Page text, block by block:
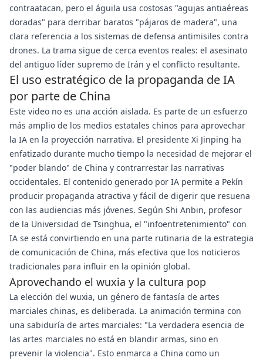
contraatacan, pero el águila usa costosas "agujas antiaéreas
doradas" para derribar baratos "pájaros de madera", una
clara referencia a los sistemas de defensa antimisiles contra
drones. La trama sigue de cerca eventos reales: el asesinato
del antiguo líder supremo de Irán y el conflicto resultante.
El uso estratégico de la propaganda de IA
por parte de China
Este video no es una acción aislada. Es parte de un esfuerzo
más amplio de los medios estatales chinos para aprovechar
la IA en la proyección narrativa. El presidente Xi Jinping ha
enfatizado durante mucho tiempo la necesidad de mejorar el
"poder blando" de China y contrarrestar las narrativas
occidentales. El contenido generado por IA permite a Pekín
producir propaganda atractiva y fácil de digerir que resuena
con las audiencias más jóvenes. Según Shi Anbin, profesor
de la Universidad de Tsinghua, el "infoentretenimiento" con
IA se está convirtiendo en una parte rutinaria de la estrategia
de comunicación de China, más efectiva que los noticieros
tradicionales para influir en la opinión global.
Aprovechando el wuxia y la cultura pop
La elección del wuxia, un género de fantasía de artes
marciales chinas, es deliberada. La animación termina con
una sabiduría de artes marciales: "La verdadera esencia de
las artes marciales no está en blandir armas, sino en
prevenir la violencia". Esto enmarca a China como un